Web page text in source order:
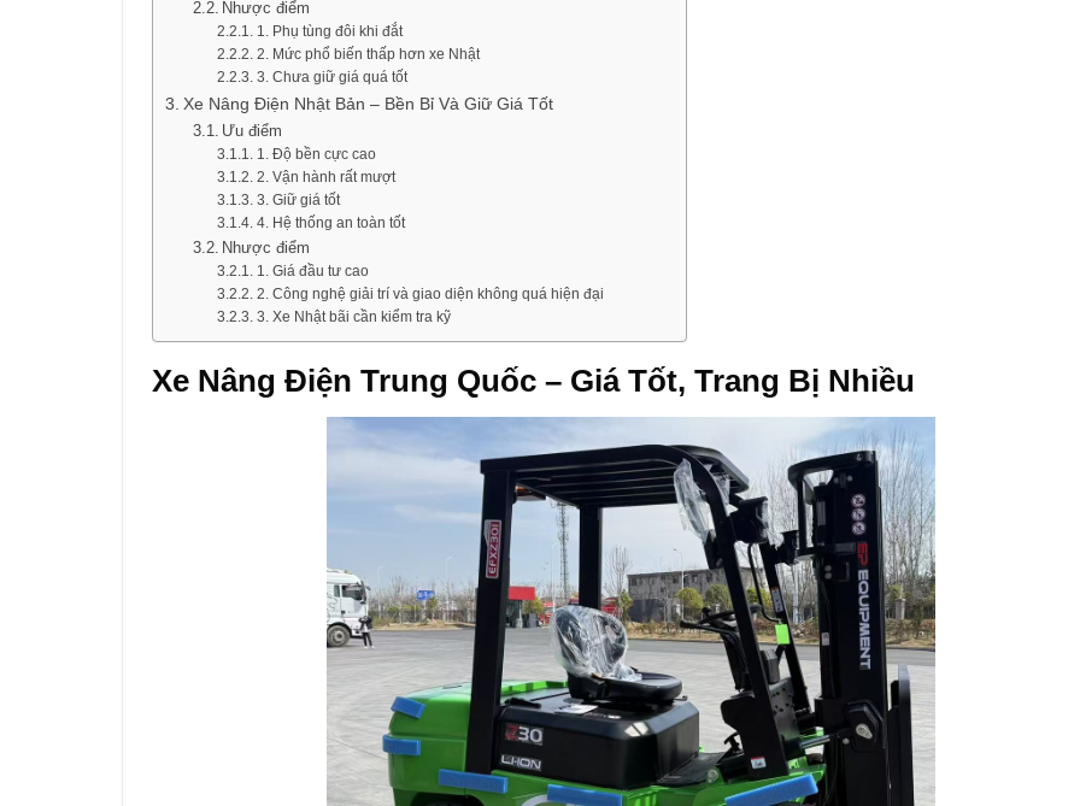
Nhược điểm
1. Phụ tùng đôi khi đắt
2. Mức phổ biến thấp hơn xe Nhật
3. Chưa giữ giá quá tốt
Xe Nâng Điện Nhật Bản – Bền Bỉ Và Giữ Giá Tốt
Ưu điểm
1. Độ bền cực cao
2. Vận hành rất mượt
3. Giữ giá tốt
4. Hệ thống an toàn tốt
Nhược điểm
1. Giá đầu tư cao
2. Công nghệ giải trí và giao diện không quá hiện đại
3. Xe Nhật bãi cần kiểm tra kỹ
Xe Nâng Điện Trung Quốc – Giá Tốt, Trang Bị Nhiều